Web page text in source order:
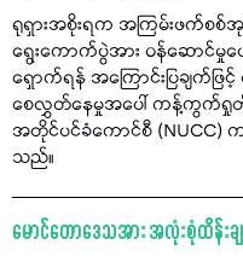
ရုရှားအစိုးရက အကြမ်းဖက်စ
ရွေးကောက်ပွဲအား ဝန်ဆောင်မှုပေ
ရှောက်ရန် အကြောင်းပြချက်ဖြ
စေလွှတ်နေမှုအပေါ် ကန့်ကွက်ရှုတ်ခ
အတိုင်ပင်ခံကောင်စီ
သည်။
မောင်တောဒေသအား အလုံးစုံထိန်း